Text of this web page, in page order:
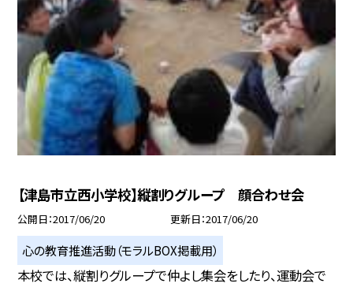
【津島市立西小学校】縦割りグループ 顔合わせ会
公開日 2017/06/20 更新日 2017/06/20
心の教育推進活動（モラルBOX掲載用）
本校では、縦割りグループで仲よし集会をしたり、運動会で